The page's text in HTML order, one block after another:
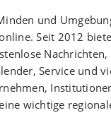
und
Seit 2012
Nachrichten,
Service und
wichtige